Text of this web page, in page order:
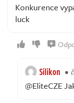
Konkurence
luck
Silikon
@EliteCZE